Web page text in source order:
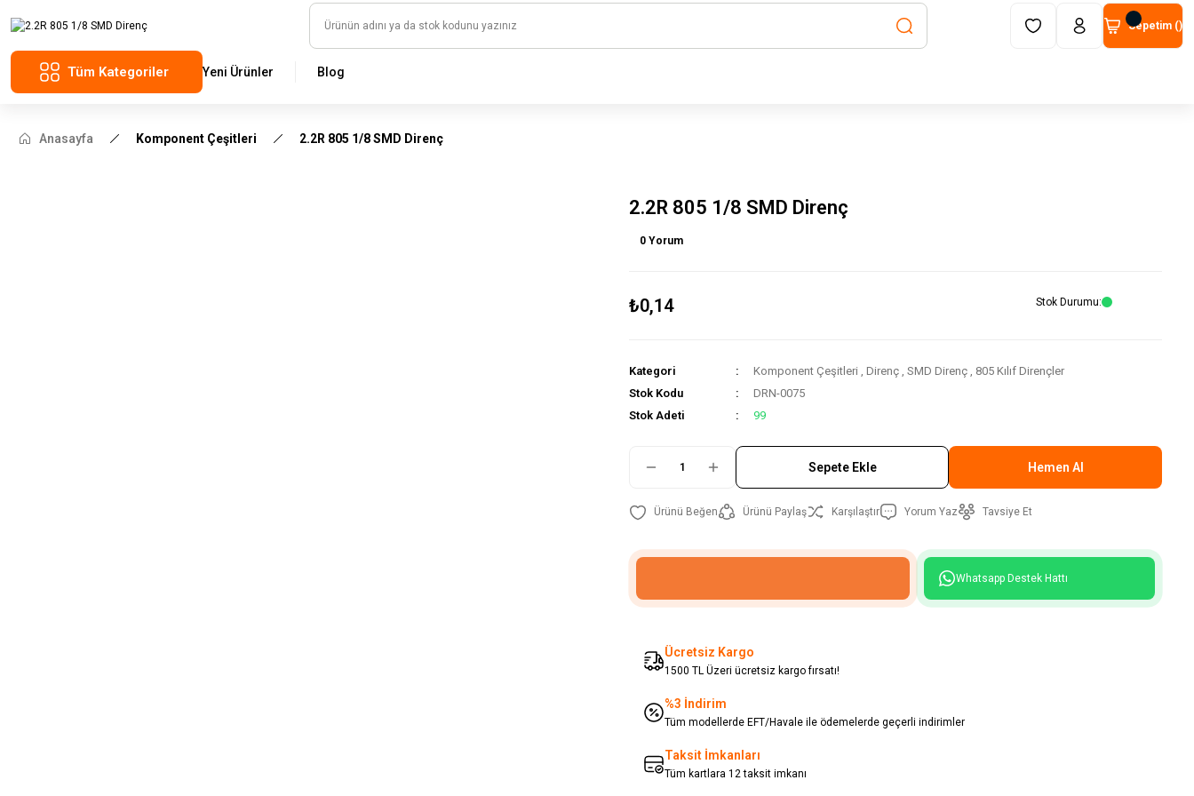
HAYAL ET - TASARLA - ÇALIŞTIR
Sepetim ()
Tüm Kategoriler Yeni Ürünler Blog
Anasayfa Komponent Çeşitleri 2.2R 805 1/8 SMD Direnç
2.2R 805 1/8 SMD Direnç
0 Yorum
₺0,14 Stok Durumu
Kategori Komponent Çeşitleri , Direnç , SMD Direnç , 805 Kılıf Dirençler
Stok Kodu
DRN-0075
Stok Adeti
99
Sepete Ekle Hemen Al
Ürünü Paylaş Karşılaştır Yorum Yaz Tavsiye Et
Whatsapp Destek Hattı
Ücretsiz Kargo
1500 TL Üzeri ücretsiz kargo fırsatı!
%3 İndirim
Tüm modellerde EFT/Havale ile ödemelerde geçerli indirimler
Taksit İmkanları
Tüm kartlara 12 taksit imkanı